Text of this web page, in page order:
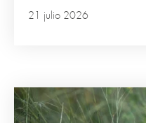
21 julio 2026